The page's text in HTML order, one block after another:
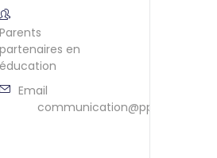
Parents
partenaires en
éducation
Email
communication@ppeontario.ca